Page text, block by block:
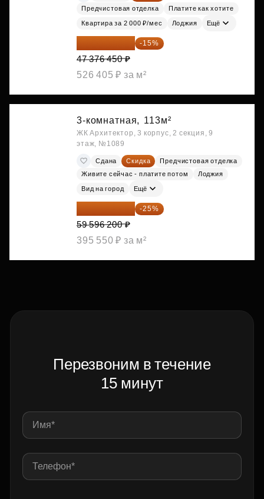
Предчистовая отделка
Платите как хотите
Квартира за 2 000 ₽/мес Лоджия Ещё
40 269 983 ₽ -15%
47 376 450 ₽
526 405 ₽ за м²
3-комнатная, 113м²
ЖК Архитектор, 3 корпус, 2 секция, 9
этаж, №1089
Сдана Скидка
Предчистовая отделка
Живите сейчас - платите потом
Лоджия
Вид на город Ещё
44 697 150 ₽ -25%
59 596 200 ₽
395 550 ₽ за м²
Перезвоним в течение
15 минут